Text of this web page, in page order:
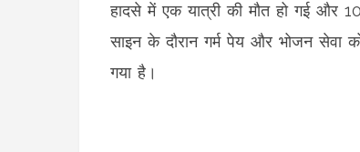
हादसे में एक यात्री की मौत हो गई और
साइन के दौरान गर्म पेय और भोजन सेवा
गया है।